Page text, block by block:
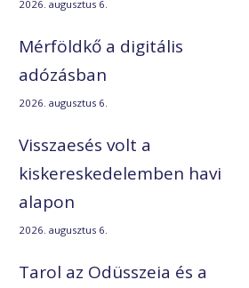
2026. augusztus 6.
Mérföldkő a digitális
adózásban
2026. augusztus 6.
Visszaesés volt a
kiskereskedelemben havi
alapon
2026. augusztus 6.
Tarol az Odüsszeia és a